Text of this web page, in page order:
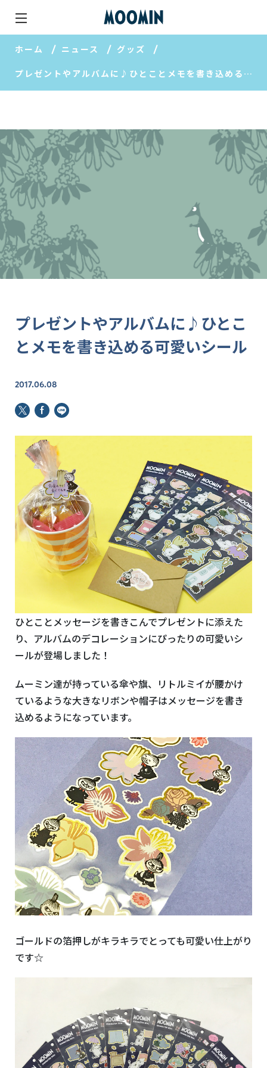
ホーム ニュース グッズ
プレゼントやアルバムに♪ひとことメモを書き込める可愛いシール
プレゼントやアルバムに♪ひとこ
とメモを書き込める可愛いシール
2017.06.08
ひとことメッセージを書きこんでプレゼントに添えた
り、アルバムのデコレーションにぴったりの可愛いシ
ールが登場しました！
ムーミン達が持っている傘や旗、リトルミイが腰かけ
ているような大きなリボンや帽子はメッセージを書き
込めるようになっています。
ゴールドの箔押しがキラキラでとっても可愛い仕上がり
です☆